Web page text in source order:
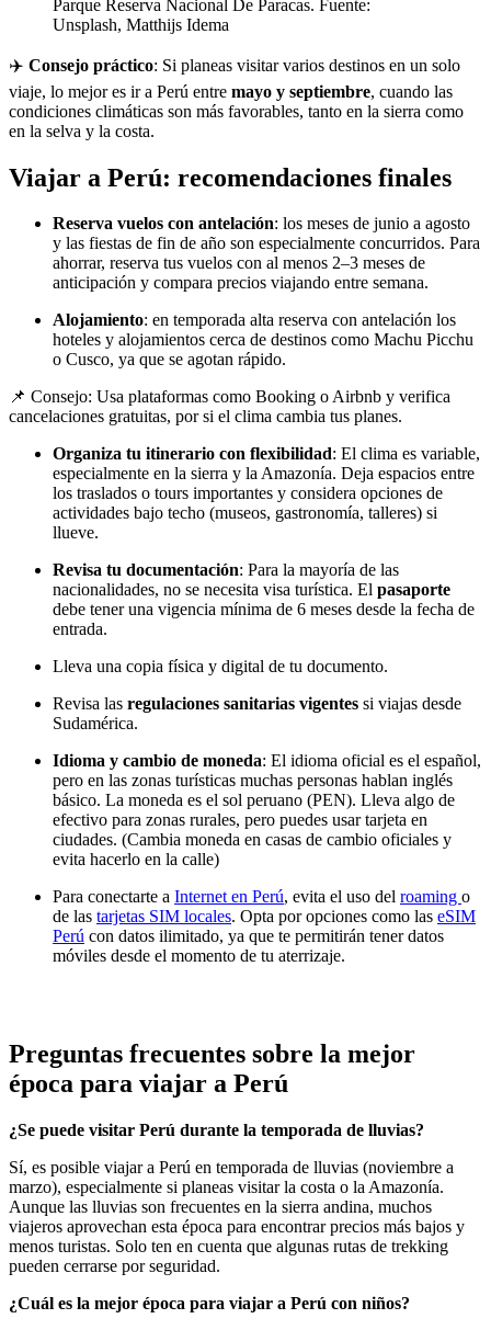
Parque Reserva Nacional De Paracas. Fuente:
Unsplash, Matthijs Idema
✈️ Consejo práctico: Si planeas visitar varios destinos en un solo
viaje, lo mejor es ir a Perú entre mayo y septiembre, cuando las
condiciones climáticas son más favorables, tanto en la sierra como
en la selva y la costa.
Viajar a Perú: recomendaciones finales
Reserva vuelos con antelación: los meses de junio a agosto
y las fiestas de fin de año son especialmente concurridos. Para
ahorrar, reserva tus vuelos con al menos 2–3 meses de
anticipación y compara precios viajando entre semana.
Alojamiento: en temporada alta reserva con antelación los
hoteles y alojamientos cerca de destinos como Machu Picchu
o Cusco, ya que se agotan rápido.
📌 Consejo: Usa plataformas como Booking o Airbnb y verifica
cancelaciones gratuitas, por si el clima cambia tus planes.
Organiza tu itinerario con flexibilidad: El clima es variable,
especialmente en la sierra y la Amazonía. Deja espacios entre
los traslados o tours importantes y considera opciones de
actividades bajo techo (museos, gastronomía, talleres) si
llueve.
Revisa tu documentación: Para la mayoría de las
nacionalidades, no se necesita visa turística. El pasaporte
debe tener una vigencia mínima de 6 meses desde la fecha de
entrada.
Lleva una copia física y digital de tu documento.
Revisa las regulaciones sanitarias vigentes si viajas desde
Sudamérica.
Idioma y cambio de moneda: El idioma oficial es el español,
pero en las zonas turísticas muchas personas hablan inglés
básico. La moneda es el sol peruano (PEN). Lleva algo de
efectivo para zonas rurales, pero puedes usar tarjeta en
ciudades. (Cambia moneda en casas de cambio oficiales y
evita hacerlo en la calle)
Para conectarte a Internet en Perú, evita el uso del roaming o
de las tarjetas SIM locales. Opta por opciones como las eSIM
Perú con datos ilimitado, ya que te permitirán tener datos
móviles desde el momento de tu aterrizaje.
Preguntas frecuentes sobre la mejor
época para viajar a Perú
¿Se puede visitar Perú durante la temporada de lluvias?
Sí, es posible viajar a Perú en temporada de lluvias (noviembre a
marzo), especialmente si planeas visitar la costa o la Amazonía.
Aunque las lluvias son frecuentes en la sierra andina, muchos
viajeros aprovechan esta época para encontrar precios más bajos y
menos turistas. Solo ten en cuenta que algunas rutas de trekking
pueden cerrarse por seguridad.
¿Cuál es la mejor época para viajar a Perú con niños?